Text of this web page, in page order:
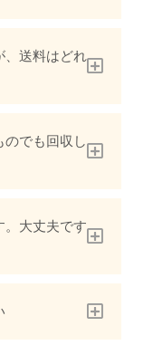
、送料はどれ
のでも回収し
。大丈夫です